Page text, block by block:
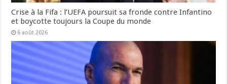
Crise à la Fifa : l’UEFA poursuit sa fronde contre Infantino
et boycotte toujours la Coupe du monde
6 août 2026